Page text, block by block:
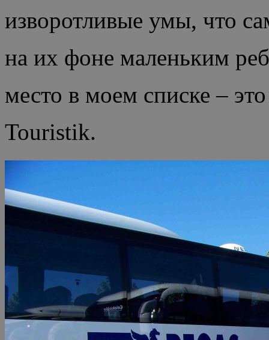
изворотливые умы, что
на их фоне маленьким
место в моем списке –
Touristik.